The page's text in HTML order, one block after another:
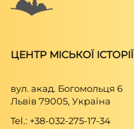
ЦЕНТР МІСЬКОЇ ІСТОРІЇ
вул. акад. Богомольця 6
Львів 79005, Україна
Tel.: +38-032-275-17-34